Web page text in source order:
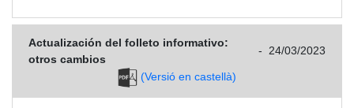
Actualización del folleto informativo:
otros cambios
- 24/03/2023
(Versió en castellà)